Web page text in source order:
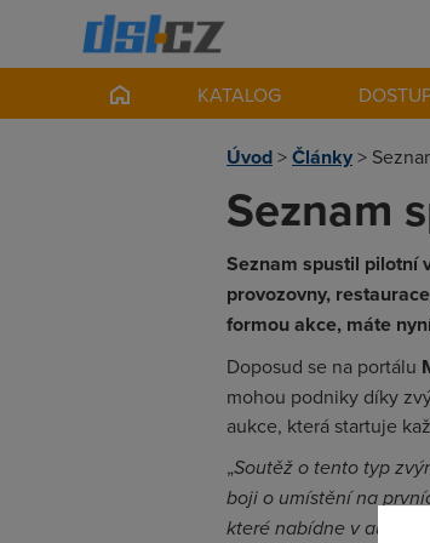
KATALOG
Úvod>Články>
Seznam
Seznam spustil pilotní
provozovny,
formou akce, máte
Doposud se na portálu
mohou podniky díky
aukce, která startuje
„Soutěž o tento typ
boji o umístění na
které nabídne v aukci